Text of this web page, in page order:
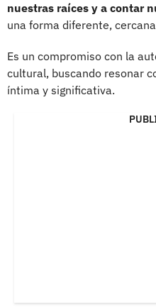
nuestras raíces y a contar
una forma diferente,
Es un compromiso con la
cultural, buscando resonar
íntima y significativa.